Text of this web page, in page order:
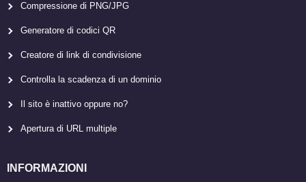
Compressione di PNG/JPG
Generatore di codici QR
Creatore di link di condivisione
Controlla la scadenza di un dominio
Il sito è inattivo oppure no?
Apertura di URL multiple
INFORMAZIONI